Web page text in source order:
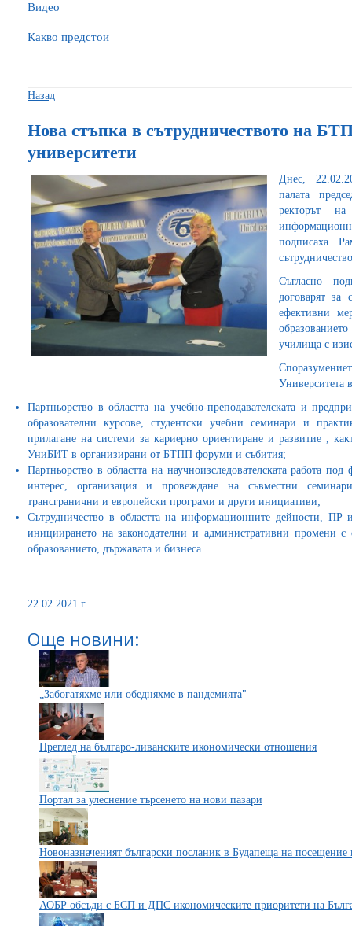
Видео
Какво предстои
Назад
Нова стъпка в сътрудничеството на
университети
Днес,
палата
ректорът
подписаха
Съгласно
договарят за
ефективни
училища с
Университета
Партньорство в областта на учебно-преподавателската и
образователни курсове, студентски учебни семинари и
прилагане на системи за кариерно ориентиране и развитие ,
УниБИТ в организирани от БТПП форуми и събития;
Партньорство в областта на научноизследователската работа
интерес, организация и провеждане на съвместни
трансгранични и европейски програми и други инициативи;
Сътрудничество в областта на информационните дейности,
инициирането на законодателни и административни промени с
образованието, държавата и бизнеса.
22.02.2021 г.
Още новини:
„Забогатяхме или обедняхме в пандемията"
Преглед на българо-ливанските икономически отношения
Портал за улеснение търсенето на нови пазари
Новоназначеният български посланик в Будапеща на
АОБР обсъди с БСП и ДПС икономическите приоритети на